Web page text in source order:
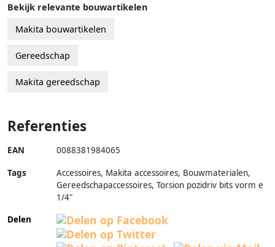
Bekijk relevante bouwartikelen
Makita bouwartikelen
Gereedschap
Makita gereedschap
Referenties
EAN 0088381984065
Tags
Accessoires, Makita accessoires, Bouwmaterialen,
Gereedschapaccessoires, Torsion pozidriv bits vorm e
1/4"
Delen